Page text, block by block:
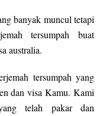
banyak muncul tetapi
tersumpah buat
australia.
tersumpah yang
dan visa Kamu. Kami
telah pakar dan